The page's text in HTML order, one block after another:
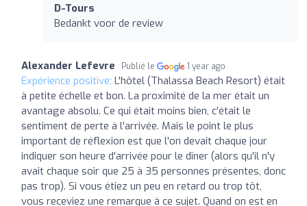
D-Tours
Bedankt voor de review
Alexander Lefevre Publié le 1 year ago
Expérience positive: L'hôtel (Thalassa Beach Resort) était
à petite échelle et bon. La proximité de la mer était un
avantage absolu. Ce qui était moins bien, c'était le
sentiment de perte à l'arrivée. Mais le point le plus
important de réflexion est que l'on devait chaque jour
indiquer son heure d'arrivée pour le dîner (alors qu'il n'y
avait chaque soir que 25 à 35 personnes présentes, donc
pas trop). Si vous étiez un peu en retard ou trop tôt,
vous receviez une remarque à ce sujet. Quand on est en